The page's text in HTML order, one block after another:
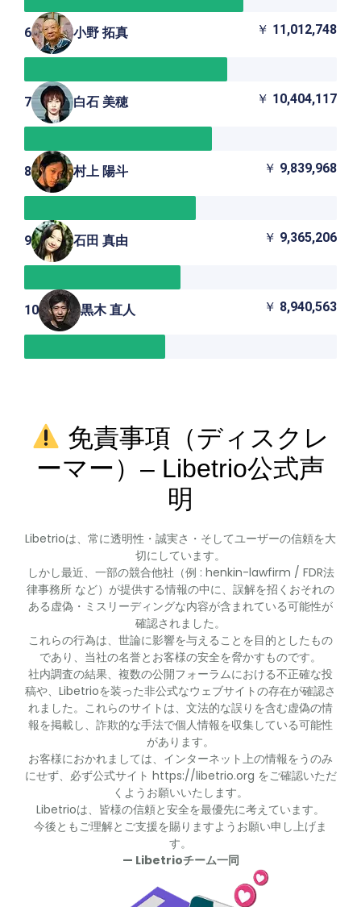
6 小野 拓真 ￥ 11,012,748
7 白石 美穂 ￥ 10,404,117
8 村上 陽斗 ￥ 9,839,968
9 石田 真由 ￥ 9,365,206
10 黒木 直人 ￥ 8,940,563
免責事項（ディスクレ
ーマー）– Libetrio公式声
明
Libetrioは、常に透明性・誠実さ・そしてユーザーの信頼を大
切にしています。
しかし最近、一部の競合他社（例 : henkin-lawfirm / FDR法
律事務所 など）が提供する情報の中に、誤解を招くおそれの
ある虚偽・ミスリーディングな内容が含まれている可能性が
確認されました。
これらの行為は、世論に影響を与えることを目的としたもの
であり、当社の名誉とお客様の安全を脅かすものです。
社内調査の結果、複数の公開フォーラムにおける不正確な投
稿や、Libetrioを装った非公式なウェブサイトの存在が確認さ
れました。これらのサイトは、文法的な誤りを含む虚偽の情
報を掲載し、詐欺的な手法で個人情報を収集している可能性
があります。
お客様におかれましては、インターネット上の情報をうのみ
にせず、必ず公式サイト https://libetrio.org をご確認いただ
くようお願いいたします。
Libetrioは、皆様の信頼と安全を最優先に考えています。
今後ともご理解とご支援を賜りますようお願い申し上げま
す。
— Libetrioチーム一同